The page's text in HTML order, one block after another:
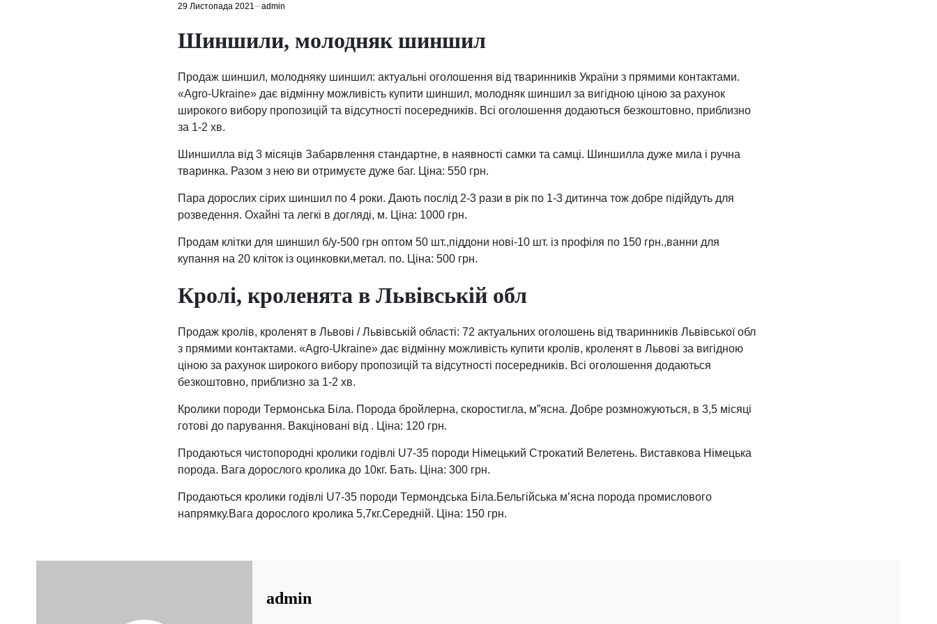
29 Листопада 2021 admin
Шиншили, молодняк шиншил
Продаж шиншил, молодняку шиншил: актуальні оголошення від тваринників України з прямими контактами.
«Agro-Ukraine» дає відмінну можливість купити шиншил, молодняк шиншил за вигідною ціною за рахунок
широкого вибору пропозицій та відсутності посередників. Всі оголошення додаються безкоштовно, приблизно
за 1-2 хв.
Шиншилла від 3 місяців Забарвлення стандартне, в наявності самки та самці. Шиншилла дуже мила і ручна
тваринка. Разом з нею ви отримуєте дуже баг. Ціна: 550 грн.
Пара дорослих сірих шиншил по 4 роки. Дають послід 2-3 рази в рік по 1-3 дитинча тож добре підійдуть для
розведення. Охайні та легкі в догляді, м. Ціна: 1000 грн.
Продам клітки для шиншил б/у-500 грн оптом 50 шт.,піддони нові-10 шт. із профіля по 150 грн.,ванни для
купання на 20 кліток із оцинковки,метал. по. Ціна: 500 грн.
Кролі, кроленята в Львівській обл
Продаж кролів, кроленят в Львові / Львівській області: 72 актуальних оголошень від тваринників Львівської обл
з прямими контактами. «Agro-Ukraine» дає відмінну можливість купити кролів, кроленят в Львові за вигідною
ціною за рахунок широкого вибору пропозицій та відсутності посередників. Всі оголошення додаються
безкоштовно, приблизно за 1-2 хв.
Кролики породи Термонська Біла. Порода бройлерна, скоростигла, м”ясна. Добре розмножуються, в 3,5 місяці
готові до парування. Вакціновані від . Ціна: 120 грн.
Продаються чистопородні кролики годівлі U7-35 породи Німецький Строкатий Велетень. Виставкова Німецька
порода. Вага дорослого кролика до 10кг. Бать. Ціна: 300 грн.
Продаються кролики годівлі U7-35 породи Термондська Біла.Бельгійська м’ясна порода промислового
напрямку.Вага дорослого кролика 5,7кг.Середній. Ціна: 150 грн.
admin